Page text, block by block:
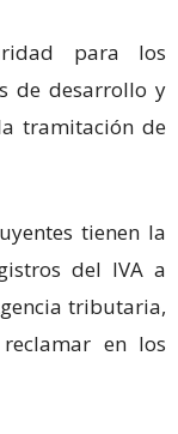
para los
de desarrollo y
tramitación de
tienen la
del IVA a
tributaria,
en los